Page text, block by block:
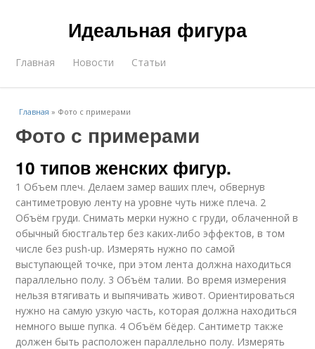
Идеальная фигура
Главная Новости Статьи
Главная » Фото с примерами
Фото с примерами
10 типов женских фигур.
1 Объем плеч. Делаем замер ваших плеч, обвернув
сантиметровую ленту на уровне чуть ниже плеча. 2
Объём груди. Снимать мерки нужно с груди, облаченной в
обычный бюстгальтер без каких-либо эффектов, в том
числе без push-up. Измерять нужно по самой
выступающей точке, при этом лента должна находиться
параллельно полу. 3 Объём талии. Во время измерения
нельзя втягивать и выпячивать живот. Ориентироваться
нужно на самую узкую часть, которая должна находиться
немного выше пупка. 4 Объём бёдер. Сантиметр также
должен быть расположен параллельно полу. Измерять